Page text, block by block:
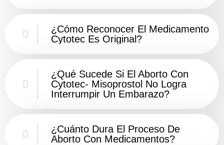
¿Cómo Reconocer El Medicamento
Cytotec Es Original?
¿Qué Sucede Si El Aborto Con
Cytotec- Misoprostol No Logra
Interrumpir Un Embarazo?
¿Cuánto Dura El Proceso De
Aborto Con Medicamentos?